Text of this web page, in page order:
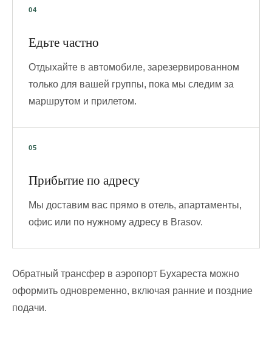
Едьте частно
Отдыхайте в автомобиле, зарезервированном
только для вашей группы, пока мы следим за
маршрутом и прилетом.
Прибытие по адресу
Мы доставим вас прямо в отель, апартаменты,
офис или по нужному адресу в Brasov.
Обратный трансфер в аэропорт Бухареста можно
оформить одновременно, включая ранние и поздние
подачи.